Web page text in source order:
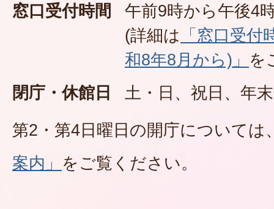
窓口受付時間
午前9時から午後4
(詳細は 「窓口受
和8年8月から)」 を
閉庁・休館日
土・日、祝日、年
第2・第4日曜日の開庁については
案内」 をご覧ください。